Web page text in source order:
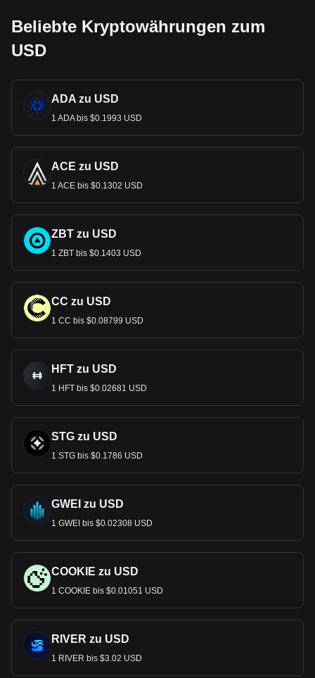
Beliebte Kryptowährungen zum
USD
ADA zu USD
1 ADA bis $0.1993 USD
ACE zu USD
1 ACE bis $0.1302 USD
ZBT zu USD
1 ZBT bis $0.1403 USD
CC zu USD
1 CC bis $0.08799 USD
HFT zu USD
1 HFT bis $0.02681 USD
STG zu USD
1 STG bis $0.1786 USD
GWEI zu USD
1 GWEI bis $0.02308 USD
COOKIE zu USD
1 COOKIE bis $0.01051 USD
RIVER zu USD
1 RIVER bis $3.02 USD